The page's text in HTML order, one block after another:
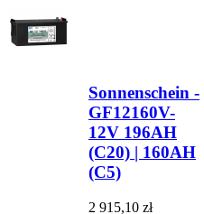
Sonnenschein -
GF12160V-
12V 196AH
(C20) | 160AH
(C5)
2 915,10 zł